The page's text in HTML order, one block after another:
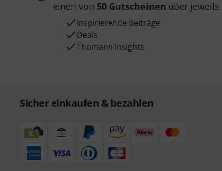
einen von 50 Gutscheinen über jeweils
Inspirierende Beiträge
Deals
Thomann Insights
Sicher einkaufen & bezahlen